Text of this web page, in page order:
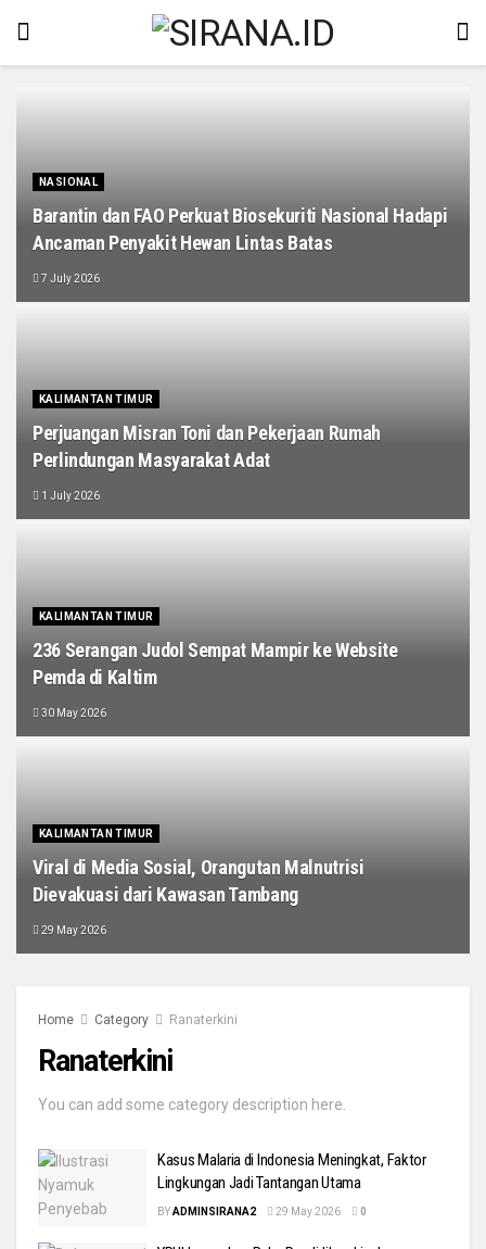
NASIONAL
Barantin dan FAO Perkuat Biosekuriti Nasional Hadapi
Ancaman Penyakit Hewan Lintas Batas
7 July 2026
KALIMANTAN TIMUR
Perjuangan Misran Toni dan Pekerjaan Rumah
Perlindungan Masyarakat Adat
1 July 2026
KALIMANTAN TIMUR
236 Serangan Judol Sempat Mampir ke Website
Pemda di Kaltim
30 May 2026
KALIMANTAN TIMUR
Viral di Media Sosial, Orangutan Malnutrisi
Dievakuasi dari Kawasan Tambang
29 May 2026
Home Category Ranaterkini
Ranaterkini
You can add some category description here.
Kasus Malaria di Indonesia Meningkat, Faktor
Lingkungan Jadi Tantangan Utama
BYADMINSIRANA2 29 May 2026 0